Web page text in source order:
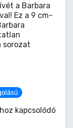
a Barbara
Ez a 9 cm-
sorozat
kapcsolódó